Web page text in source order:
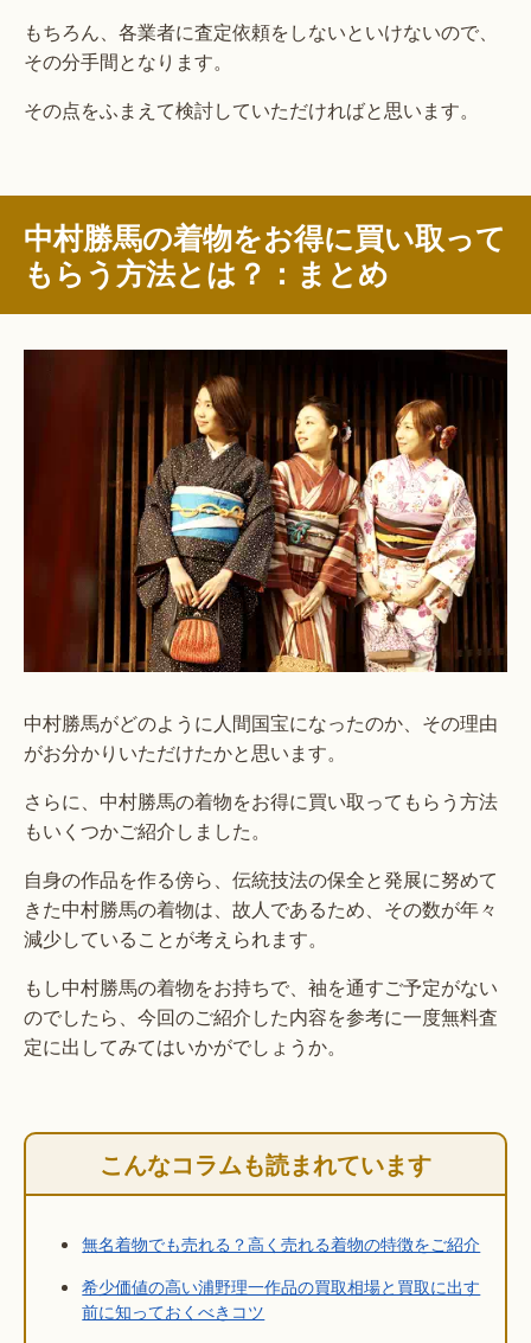
もちろん、各業者に査定依頼をしないといけないので、
その分手間となります。
その点をふまえて検討していただければと思います。
中村勝馬の着物をお得に買い取って
もらう方法とは？：まとめ
中村勝馬がどのように人間国宝になったのか、その理由
がお分かりいただけたかと思います。
さらに、中村勝馬の着物をお得に買い取ってもらう方法
もいくつかご紹介しました。
自身の作品を作る傍ら、伝統技法の保全と発展に努めて
きた中村勝馬の着物は、故人であるため、その数が年々
減少していることが考えられます。
もし中村勝馬の着物をお持ちで、袖を通すご予定がない
のでしたら、今回のご紹介した内容を参考に一度無料査
定に出してみてはいかがでしょうか。
こんなコラムも読まれています
無名着物でも売れる？高く売れる着物の特徴をご紹介
希少価値の高い浦野理一作品の買取相場と買取に出す
前に知っておくべきコツ